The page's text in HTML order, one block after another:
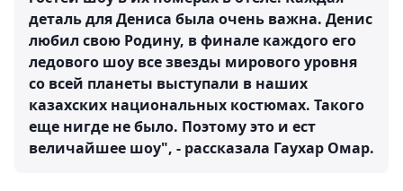
деталь для Дениса была очень важна. Денис
любил свою Родину, в финале каждого его
ледового шоу все звезды мирового уровня
со всей планеты выступали в наших
казахских национальных костюмах. Такого
еще нигде не было. Поэтому это и ест
величайшее шоу", - рассказала Гаухар Омар.